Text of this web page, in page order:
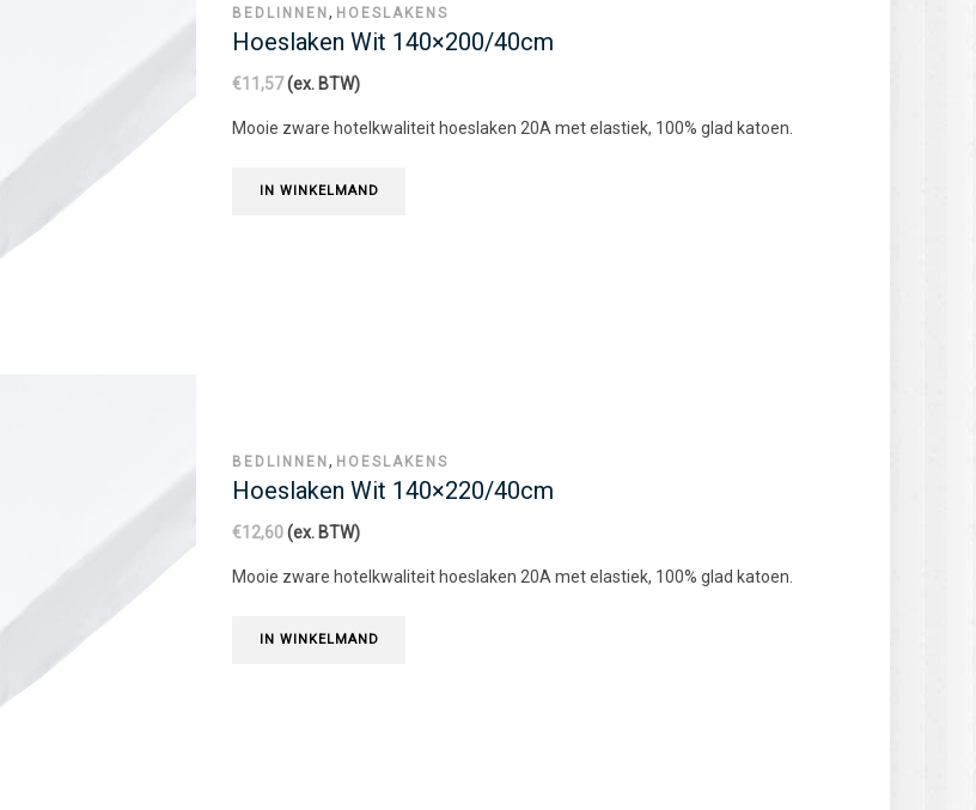
BEDLINNEN , HOESLAKENS
Hoeslaken Wit 140×200/40cm
€11,57(ex. BTW)
Mooie zware hotelkwaliteit hoeslaken 20A met elastiek, 100% glad katoen.
IN WINKELMAND
BEDLINNEN , HOESLAKENS
Hoeslaken Wit 140×220/40cm
€12,60(ex. BTW)
Mooie zware hotelkwaliteit hoeslaken 20A met elastiek, 100% glad katoen.
IN WINKELMAND